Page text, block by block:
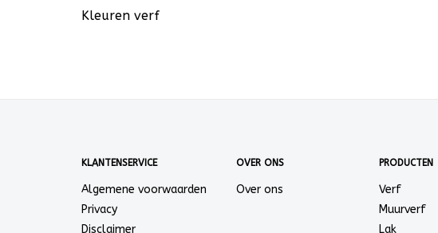
Kleuren verf
KLANTENSERVICE
Algemene voorwaarden
Privacy
Disclaimer
OVER ONS
Over ons
PRODUCTEN
Verf
Muurverf
Lak